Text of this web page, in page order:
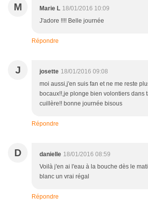
M Marie L 18/01/2016 10:09
J'adore !!!! Belle journée
Répondre
J josette 18/01/2016 09:08
moi aussi,j'en suis fan et ne me reste
bocaux!!,je plonge bien volontiers dans
cuillère!! bonne journée bisous
Répondre
D danielle 18/01/2016 08:59
Voilà j'en ai l'eau à la bouche dès le
blanc un vrai régal
Répondre